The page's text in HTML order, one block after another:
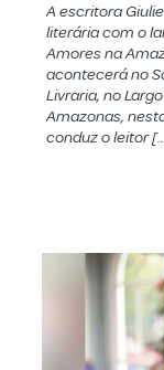
A escritora
literária com o
Amores na
acontecerá no
Livraria, no
Amazonas,
conduz o leitor